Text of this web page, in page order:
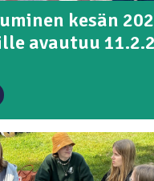
kesän
avautuu